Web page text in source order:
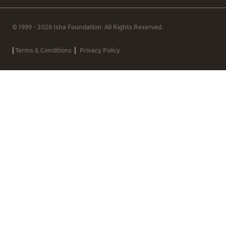
© 1999 - 2026 Isha Foundation. All Rights Reserved.
|Terms & Conditions | Privacy Policy